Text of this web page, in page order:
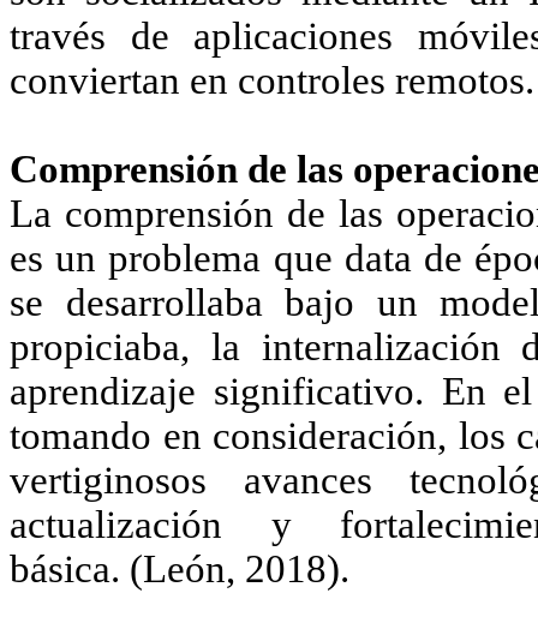
través de aplicaciones
conviertan en controles
Comprensión de las
La comprensión de las
es un problema que data de
se desarrollaba bajo un
propiciaba, la internalización
aprendizaje significativo. En
tomando en consideración, los
vertiginosos avances
actualización y
básica. (León, 2018).